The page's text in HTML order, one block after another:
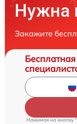
Нужна
Закажите
Нажимая на кнопку